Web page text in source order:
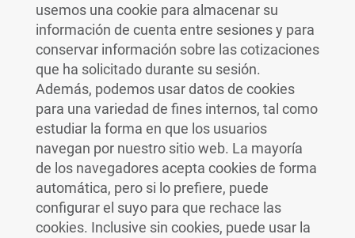
usemos una cookie para almacenar su
información de cuenta entre sesiones y para
conservar información sobre las cotizaciones
que ha solicitado durante su sesión.
Además, podemos usar datos de cookies
para una variedad de fines internos, tal como
estudiar la forma en que los usuarios
navegan por nuestro sitio web. La mayoría
de los navegadores acepta cookies de forma
automática, pero si lo prefiere, puede
configurar el suyo para que rechace las
cookies. Inclusive sin cookies, puede usar la